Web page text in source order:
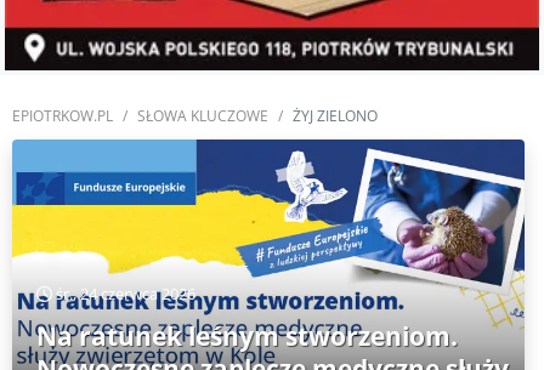
EPIOTRKOW.PL SŁOWA KLUCZOWE ŻYJ ZIELONO
śr., 24 czerwca 2026
Na ratunek leśnym stworzeniom.